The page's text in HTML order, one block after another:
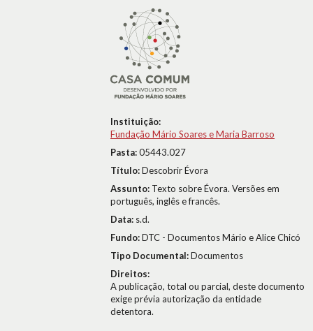
Instituição:
Fundação Mário Soares e Maria Barroso
Pasta:05443.027
Título:Descobrir Évora
Assunto: Texto sobre Évora. Versões em
português, inglês e francês.
Data: s.d.
Fundo:DTC - Documentos Mário e Alice Chicó
Tipo Documental:Documentos
Direitos:
A publicação, total ou parcial, deste documento
exige prévia autorização da entidade
detentora.